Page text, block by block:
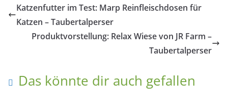
Katzenfutter im Test: Marp Reinfleischdosen für
Katzen – Taubertalperser
Produktvorstellung: Relax Wiese von JR Farm –
Taubertalperser
Das könnte dir auch gefallen